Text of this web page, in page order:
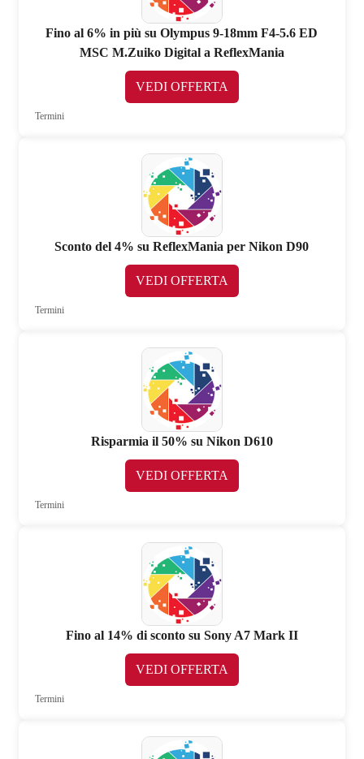
Fino al 6% in più su Olympus 9-18mm F4-5.6 ED
MSC M.Zuiko Digital a ReflexMania
VEDI OFFERTA
Termini
Sconto del 4% su ReflexMania per Nikon D90
VEDI OFFERTA
Termini
Risparmia il 50% su Nikon D610
VEDI OFFERTA
Termini
Fino al 14% di sconto su Sony A7 Mark II
VEDI OFFERTA
Termini